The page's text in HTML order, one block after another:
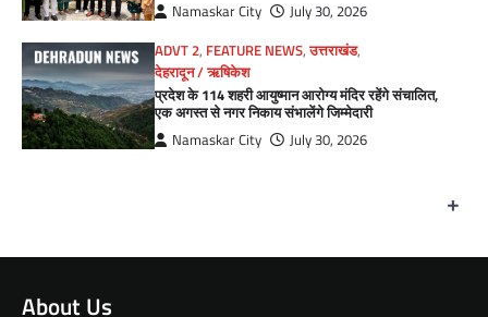
Namaskar City
July 30, 2026
ADVT 2, FEATURE NEWS,उत्तराखंड,
देहरादून / ऋषिकेश
प्रदेश के 114 शहरी आयुष्मान आरोग्य मंदिर रहेंगे संचालित,
एक अगस्त से नगर निकाय संभालेंगे जिम्मेदारी
Namaskar City July 30, 2026
+
About Us